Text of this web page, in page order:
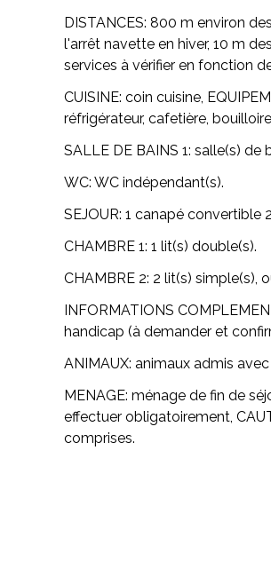
DISTANCES: 800 m environ
l'arrêt navette en hiver, 10 m
services à vérifier en fonction
CUISINE: coin cuisine,
réfrigérateur, cafetière,
SALLE DE BAINS 1: salle(s) de
WC: WC indépendant(s).
SEJOUR: 1 canapé convertible
CHAMBRE 1: 1 lit(s) double(s).
CHAMBRE 2: 2 lit(s) simple(s),
INFORMATIONS
handicap (à demander et
ANIMAUX: animaux admis
MENAGE: ménage de fin de
effectuer obligatoirement,
comprises.